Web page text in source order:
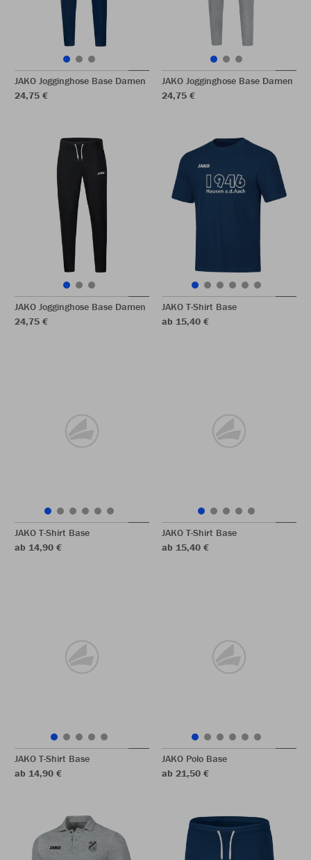
JAKO Jogginghose Base Damen
24,75 €
JAKO Jogginghose Base Damen
24,75 €
JAKO Jogginghose Base Damen
24,75 €
JAKO T-Shirt Base
ab 15,40 €
JAKO T-Shirt Base
ab 14,90 €
JAKO T-Shirt Base
ab 15,40 €
JAKO T-Shirt Base
ab 14,90 €
JAKO Polo Base
ab 21,50 €